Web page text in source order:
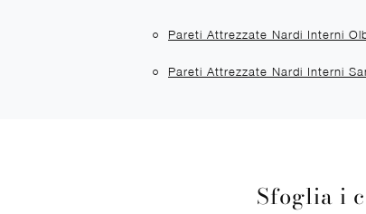
Pareti Attrezzate Nardi Interni
Pareti Attrezzate Nardi Interni
Sfoglia i